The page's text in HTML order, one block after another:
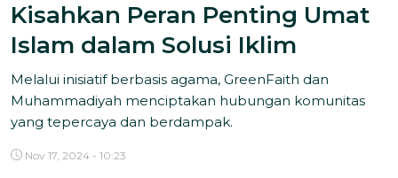
Tentang Kami
Team Kami
Galeri
Kisahkan Peran Penting Umat
Islam dalam Solusi Iklim
Melalui inisiatif berbasis agama, GreenFaith dan
Muhammadiyah menciptakan hubungan komunitas
yang tepercaya dan berdampak.
Nov 17, 2024 - 10:23